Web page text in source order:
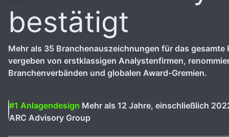
bestätigt
Mehr als 35 Branchenauszeichnungen für das gesamte
vergeben von erstklassigen Analystenfirmen,
Branchenverbänden und globalen Award‑Gremien.
#1 Anlagendesign Mehr als 12 Jahre, einschließlich
ARC Advisory Group